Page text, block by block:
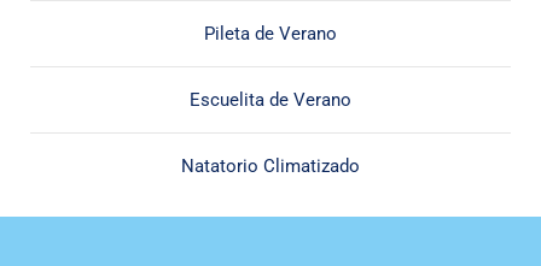
Pileta de Verano
Escuelita de Verano
Natatorio Climatizado